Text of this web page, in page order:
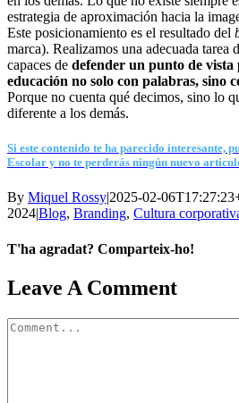
estrategia de aproximación hacia la
Este posicionamiento es el resultado del
marca). Realizamos una adecuada tarea
capaces de defender un punto de vista
educación no solo con palabras, sino
Porque no cuenta qué decimos, sino lo
diferente a los demás.
Si este contenido te ha parecido interesante,
Escolar y no te perderás ningún nuevo
By Miquel Rossy|2025-02-
2024|Blog, Branding, Cultura
T'ha agradat? Comparteix-ho!
Facebook
X
LinkedIn
WhatsApp
Telegram
Email
Leave A Comment
Comment